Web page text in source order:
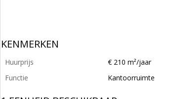
KENMERKEN
Huurprijs
€ 210 m²/jaar
Functie
Kantoorruimte